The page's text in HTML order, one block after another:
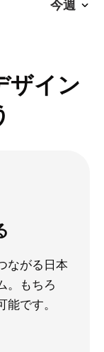
ザイン
ながる日本
。もちろ
です。